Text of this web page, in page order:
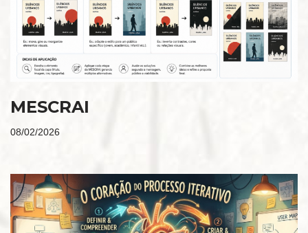
MESCRAI
08/02/2026